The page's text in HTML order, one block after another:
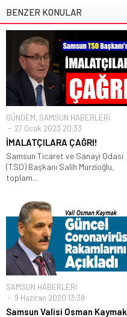
BENZER KONULAR
GÜNDEM, SAMSUN HABERLERİ
27 Ocak 2023 20:33
İMALATÇILARA ÇAĞRI!
Samsun Ticaret ve Sanayi Odası
(TSO) Başkanı Salih Murzioğlu,
toplam...
SAMSUN HABERLERİ
9 Haziran 2020 13:39
Samsun Valisi Osman Kaymak